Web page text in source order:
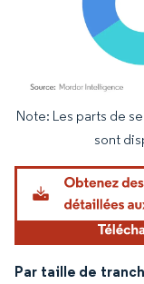
Image © Mordor
Note: Les parts de
sont
Par taille de